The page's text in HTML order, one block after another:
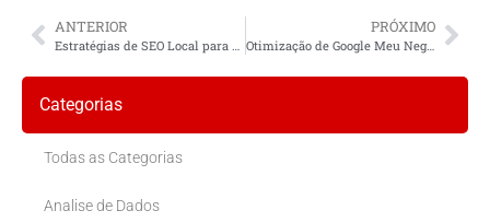
ANTERIOR PRÓXIMO
Otimização de Google Meu Negócio para SEO Local: Seu Guia Completo
Categorias
Todas as Categorias
Analise de Dados